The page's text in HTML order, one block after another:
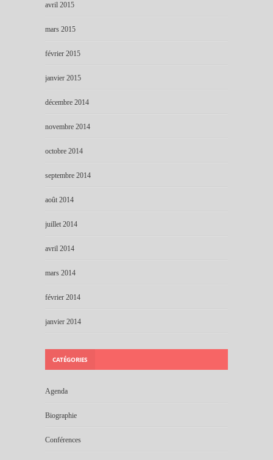
avril 2015
mars 2015
février 2015
janvier 2015
décembre 2014
novembre 2014
octobre 2014
septembre 2014
août 2014
juillet 2014
avril 2014
mars 2014
février 2014
janvier 2014
CATÉGORIES
Agenda
Biographie
Conférences